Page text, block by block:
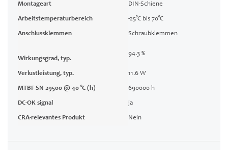
Montageart DIN-Schiene
Arbeitstemperaturbereich -25°C bis 70°C
Anschlussklemmen Schraubklemmen
Wirkungsgrad, typ.
94.3 %
Verlustleistung, typ. 11.6 W
MTBF SN 29500 @ 40 °C (h) 690000 h
DC-OK signal ja
CRA-relevantes Produkt Nein